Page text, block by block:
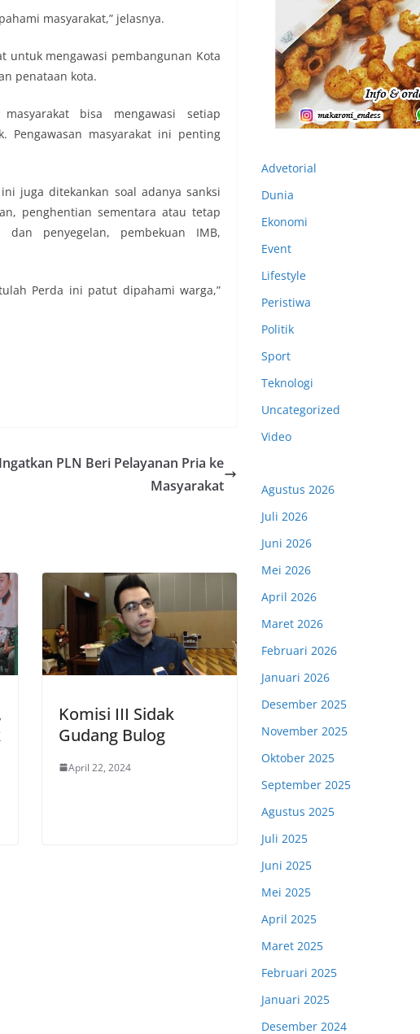
masyarakat,” jelasnya.
untuk mengawasi pembangunan Kota
penataan kota.
bisa mengawasi setiap
Pengawasan masyarakat ini penting
juga ditekankan soal adanya sanksi
penghentian sementara atau tetap
dan penyegelan, pembekuan IMB,
Perda ini patut dipahami warga,”
PLN Beri Pelayanan Pria ke
Masyarakat
Komisi III Sidak
Gudang Bulog
April 22, 2024
Advetorial
Dunia
Ekonomi
Event
Lifestyle
Peristiwa
Politik
Sport
Teknologi
Uncategorized
Video
Agustus 2026
Juli 2026
Juni 2026
Mei 2026
April 2026
Maret 2026
Februari 2026
Januari 2026
Desember 2025
November 2025
Oktober 2025
September 2025
Agustus 2025
Juli 2025
Juni 2025
Mei 2025
April 2025
Maret 2025
Februari 2025
Januari 2025
Desember 2024